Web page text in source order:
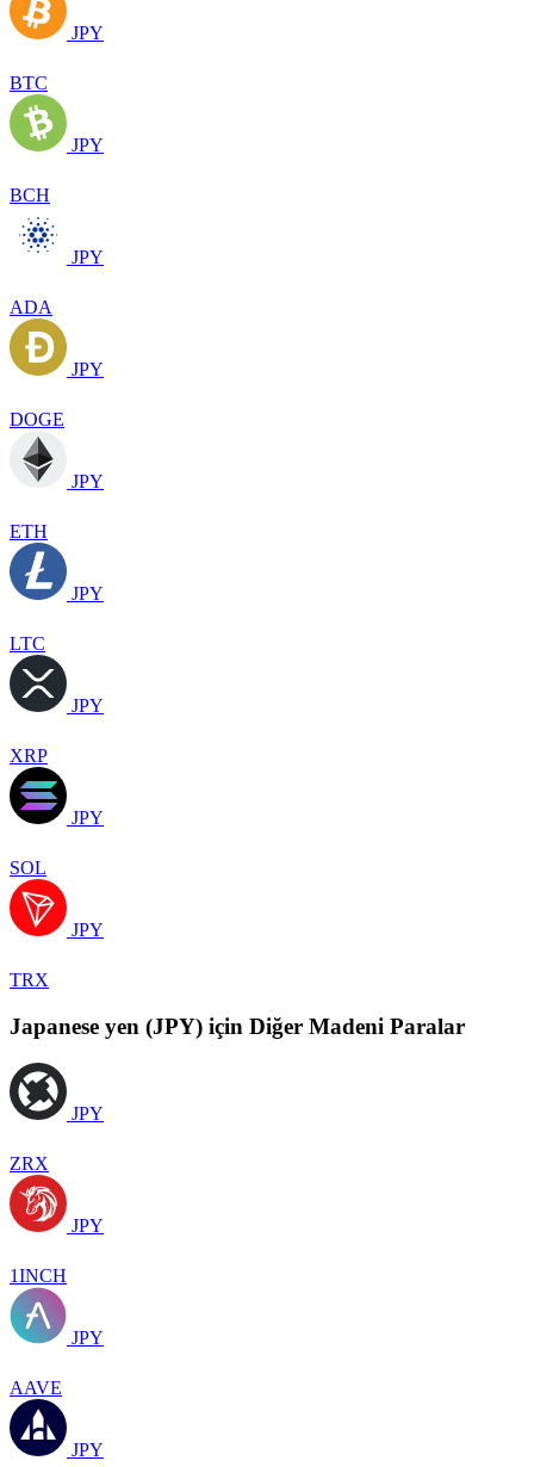
JPY
BTC
JPY
BCH
JPY
ADA
JPY
DOGE
JPY
ETH
JPY
LTC
JPY
XRP
JPY
SOL
JPY
TRX
Japanese yen (JPY) için Diğer Madeni Paralar
JPY
ZRX
JPY
1INCH
JPY
AAVE
JPY